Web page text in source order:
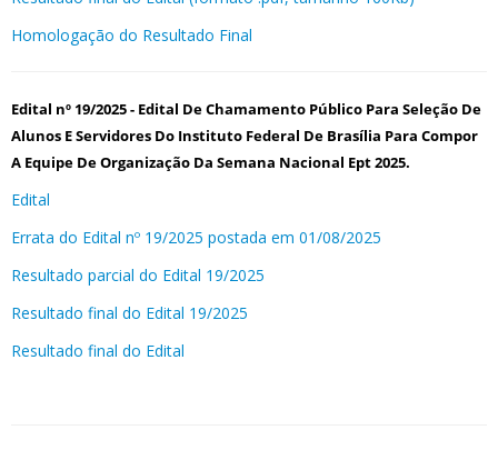
Homologação do Resultado Final
Edital nº 19/2025 - Edital De Chamamento Público Para Seleção De
Alunos E Servidores Do Instituto Federal De Brasília Para Compor
A Equipe De Organização Da Semana Nacional Ept 2025.
Edital
Errata do Edital nº 19/2025 postada em 01/08/2025
Resultado parcial do Edital 19/2025
Resultado final do Edital 19/2025
Resultado final do Edital